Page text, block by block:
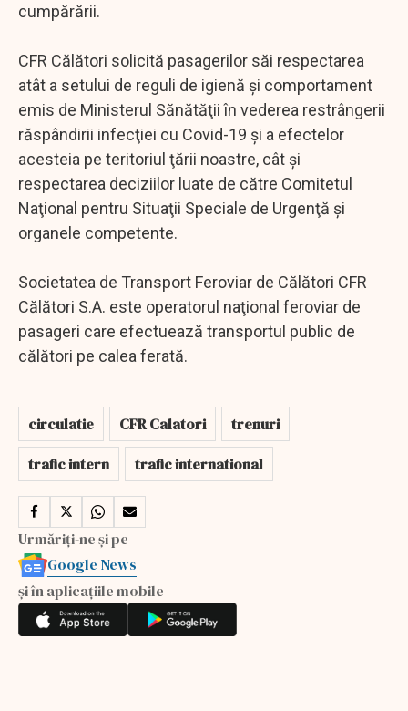
cumpărării.
CFR Călători solicită pasagerilor săi respectarea
atât a setului de reguli de igienă şi comportament
emis de Ministerul Sănătăţii în vederea restrângerii
răspândirii infecţiei cu Covid-19 şi a efectelor
acesteia pe teritoriul ţării noastre, cât şi
respectarea deciziilor luate de către Comitetul
Naţional pentru Situaţii Speciale de Urgenţă şi
organele competente.
Societatea de Transport Feroviar de Călători CFR
Călători S.A. este operatorul naţional feroviar de
pasageri care efectuează transportul public de
călători pe calea ferată.
circulatie CFR Calatori
trenuri
trafic intern
trafic international
Urmăriți-ne și pe
Google News
și în aplicațiile mobile